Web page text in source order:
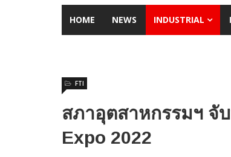
HOME NEWS INDUSTRIAL
สภาอุตสาหกรรมฯ จั
Expo 2022
FTI